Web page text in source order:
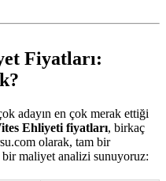
Fiyatları:
adayın en çok merak ettiği
Ehliyeti fiyatları, birkaç
olarak, tam bir
bir maliyet analizi sunuyoruz: